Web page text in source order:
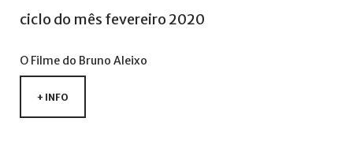
ciclo do mês fevereiro 2020
O Filme do Bruno Aleixo
+ INFO
nome
utilizador?